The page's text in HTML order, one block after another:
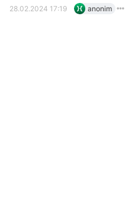
28.02.2024 17:19 anonim